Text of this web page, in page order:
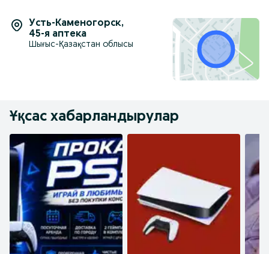
Усть-Каменогорск,
45-я аптека
Шығыс-Қазақстан облысы
Ұқсас хабарландырулар